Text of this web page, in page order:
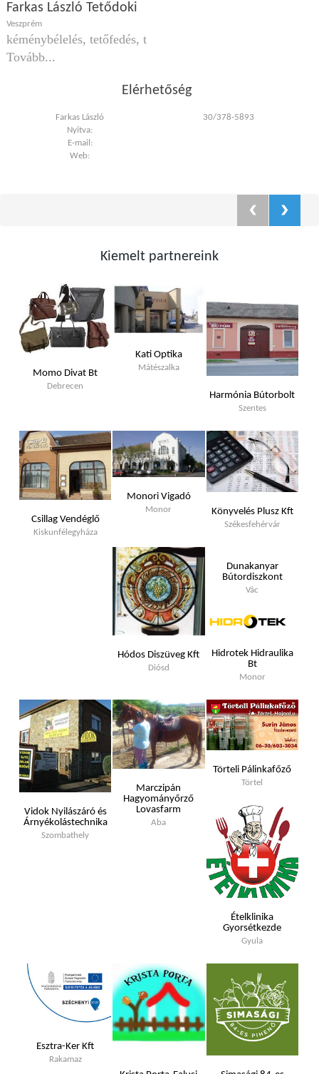
Farkas László Tetődoki
Veszprém
kéménybélelés, tetőfedés, t
Tovább...
Elérhetőség
Farkas László
30/378-5893
Nyitva:
E-mail:
Web:
Kiemelt partnereink
Momo Divat Bt
Debrecen
Kati Optika
Mátészalka
Harmónia Bútorbolt
Szentes
Csillag Vendéglő
Kiskunfélegyháza
Monori Vigadó
Monor Könyvelés Plusz Kft
Székesfehérvár
Hódos Diszüveg Kft
Diósd
Dunakanyar
Bútordiszkont
Vác
Hidrotek Hidraulika
Bt
Monor
Vidok Nyilászáró és
Árnyékolástechnika
Szombathely
Marczipán
Hagyományőrző
Lovasfarm
Aba
Törteli Pálinkafőző
Törtel
Ételklinika
Gyorsétkezde
Gyula
Esztra-Ker Kft
Rakamaz